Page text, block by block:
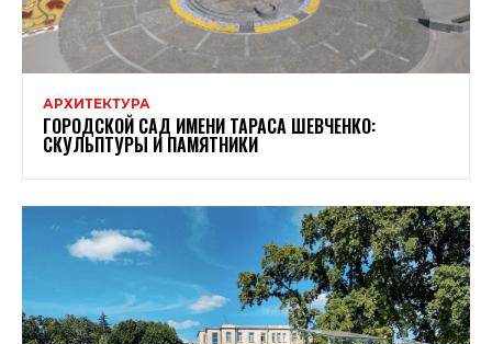
АРХИТЕКТУРА
ГОРОДСКОЙ САД ИМЕНИ ТАРАСА ШЕВЧЕНКО:
СКУЛЬПТУРЫ И ПАМЯТНИКИ